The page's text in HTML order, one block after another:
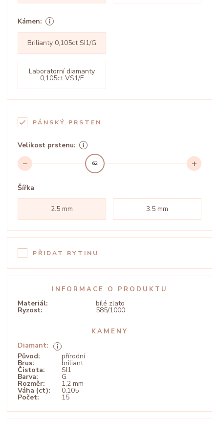
Kámen:
Brilianty 0,105ct SI1/G
Laboratorní diamanty
0,105ct VS1/F
PÁNSKÝ PRSTEN
Velikost prstenu:
62
Šířka
2.5 mm 3.5 mm
PŘIDAT RYTINU
INFORMACE O PRODUKTU
Materiál: bílé zlato
Ryzost: 585/1000
KAMENY
Diamant:
Původ:
přírodní
Brus: briliant
Čistota: SI1
Barva: G
Rozměr: 1,2 mm
Váha (ct): 0,105
Počet: 15